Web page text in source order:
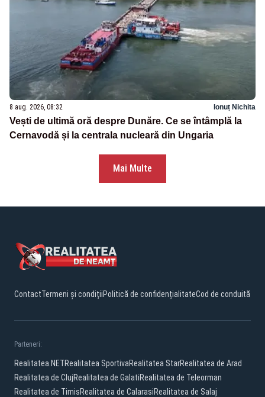
8 aug. 2026, 08:32 Ionuț Nichita
Vești de ultimă oră despre Dunăre. Ce se întâmplă la
Cernavodă și la centrala nucleară din Ungaria
Mai Multe
ContactTermeni și condițiiPolitică de confidențialitateCod de conduită
Parteneri:
Realitatea.NETRealitatea SportivaRealitatea StarRealitatea de Arad
Realitatea de ClujRealitatea de GalatiRealitatea de Teleorman
Realitatea de TimisRealitatea de CalarasiRealitatea de Salaj